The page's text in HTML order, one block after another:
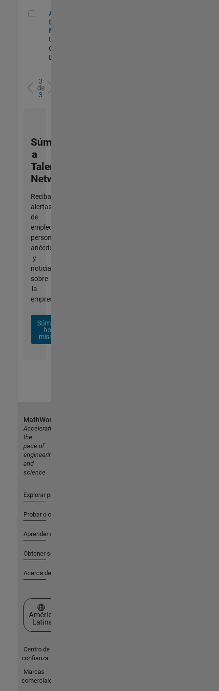
Aerospace and Defense Sales Account Manager
Aerospace and
Defense Sales Account
Manager
US-CA-Torrance
Commercial Sales |
Experimentado
3
de
3
Súmese
a
Talent
Network
Reciba
alertas
de
empleo
personalizadas,
anécdotas
y
noticias
sobre
la
empresa.
Súmese
hoy
mismo
MathWorks
Accelerating
the
pace of
engineering
and
science
Explorar productos
Probar o comprar
Aprender a utilizar
Obtener soporte
Acerca de MathWorks
Seleccione un país/idioma
América
Latina
Centro de
confianza
Marcas
comerciales